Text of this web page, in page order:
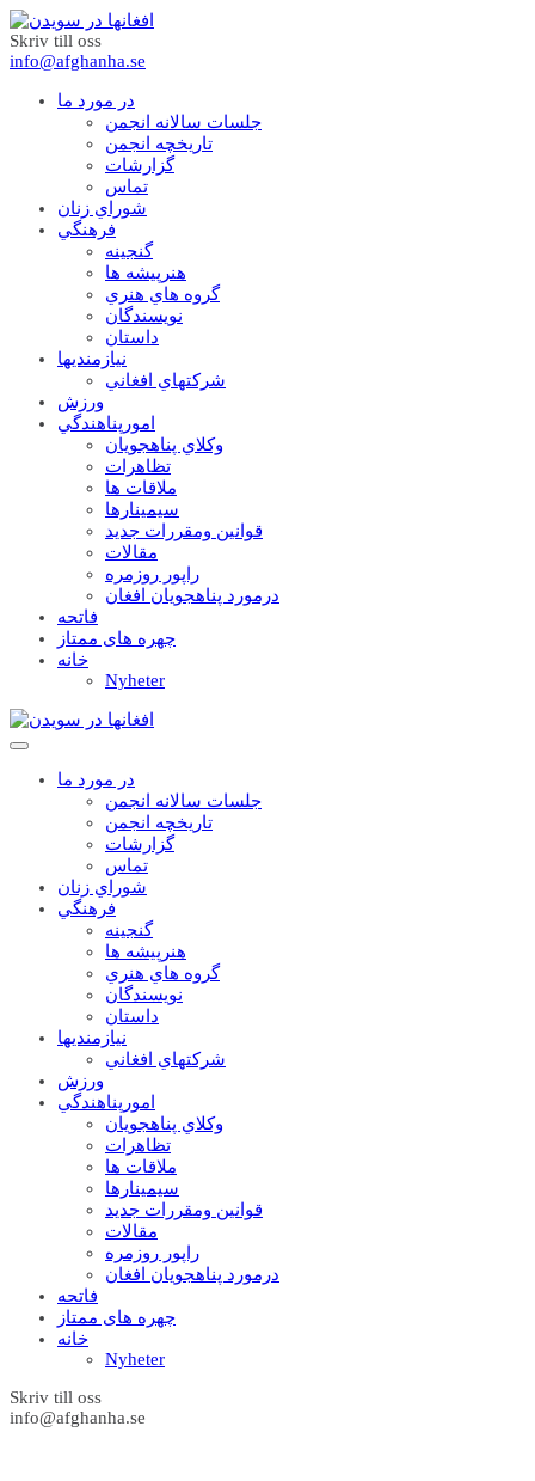
Skriv till oss
info@afghanha.se
در مورد ما
جلسات سالانه انجمن
تاریخچه انجمن
گزارشات
تماس
شوراي زنان
فرهنگي
گنجينه
هنرپيشه ها
گروه هاي هنري
نويسندگان
داستان
نيازمنديها
شرکتهاي افغاني
ورزش
امورپناهندگي
وکلاي پناهجويان
تظاهرات
ملاقات ها
سيمينارها
قوانين ومقررات جديد
مقالات
راپور روزمره
درمورد پناهجويان افغان
فاتحه
چهره های ممتاز
خانه
Nyheter
در مورد ما
جلسات سالانه انجمن
تاریخچه انجمن
گزارشات
تماس
شوراي زنان
فرهنگي
گنجينه
هنرپيشه ها
گروه هاي هنري
نويسندگان
داستان
نيازمنديها
شرکتهاي افغاني
ورزش
امورپناهندگي
وکلاي پناهجويان
تظاهرات
ملاقات ها
سيمينارها
قوانين ومقررات جديد
مقالات
راپور روزمره
درمورد پناهجويان افغان
فاتحه
چهره های ممتاز
خانه
Nyheter
Skriv till oss
info@afghanha.se